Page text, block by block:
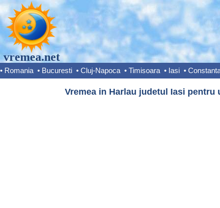
vremea.net
• Romania • Bucuresti • Cluj-Napoca • Timisoara • Iasi •
Vremea in Harlau judetul Iasi pentru